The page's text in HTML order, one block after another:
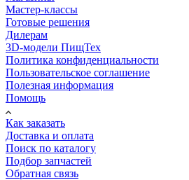
Мастер-классы
Готовые решения
Дилерам
3D-модели ПищТех
Политика конфиденциальности
Пользовательское соглашение
Полезная информация
Помощь
Как заказать
Доставка и оплата
Поиск по каталогу
Подбор запчастей
Обратная связь